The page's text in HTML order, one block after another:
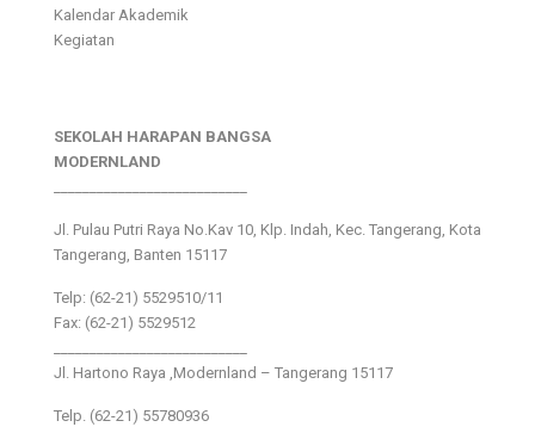
Kalendar Akademik
Kegiatan
SEKOLAH HARAPAN BANGSA
MODERNLAND
Jl. Pulau Putri Raya No.Kav 10, Klp. Indah, Kec. Tangerang, Kota
Tangerang, Banten 15117
Telp: (62-21) 5529510/11
Fax: (62-21) 5529512
Jl. Hartono Raya ,Modernland – Tangerang 15117
Telp. (62-21) 55780936